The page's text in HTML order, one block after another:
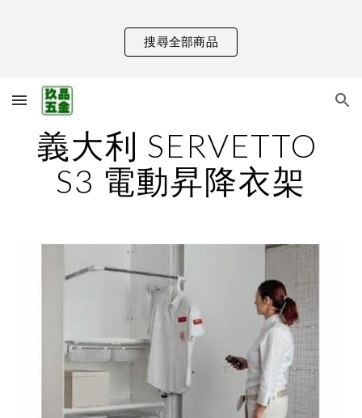
Skip to main content
搜尋全部商品
義大利 SERVETTO
S3 電動昇降衣架